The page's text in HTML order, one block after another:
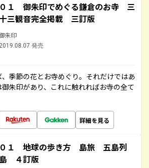
０１ 御朱印でめぐる鎌倉のお寺 三
三観音完全掲載 三訂版
朱印
2019.08.07 発売
季節の花とお寺めぐり。それだけではあ
朱印があり、これに触れればお寺の全て
詳細を見る
０１ 地球の歩き方 島旅 五島列
島 ４訂版